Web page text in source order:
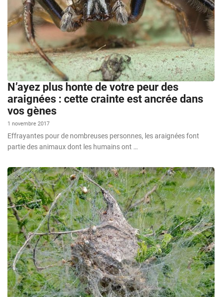
N’ayez plus honte de votre peur des
araignées : cette crainte est ancrée dans
vos gènes
1 novembre 2017
Effrayantes pour de nombreuses personnes, les araignées font
partie des animaux dont les humains ont …